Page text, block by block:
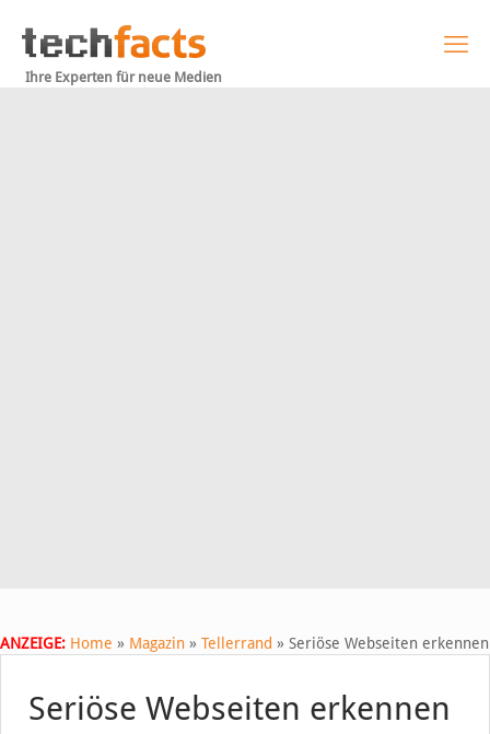
Ihre Experten für neue Medien
ANZEIGE: Home » Magazin » Tellerrand » Seriöse Webseiten erkennen
Seriöse Webseiten erkennen